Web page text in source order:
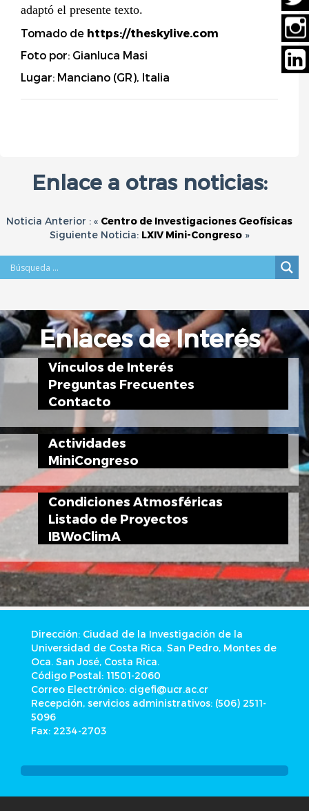
adaptó el presente texto.
Tomado de https://theskylive.com
Foto por: Gianluca Masi
Lugar: Manciano (GR), Italia
Enlace a otras noticias:
Noticia Anterior : « Centro de Investigaciones Geofísicas
Siguiente Noticia: LXIV Mini-Congreso»
Enlaces de Interés
Vínculos de Interés
Preguntas Frecuentes
Contacto
Actividades
MiniCongreso
Condiciones Atmosféricas
Listado de Proyectos
IBWoClimA
Dirección: Ciudad de la Investigación de la
Universidad de Costa Rica. San Pedro, Montes de
Oca. San José, Costa Rica.
Código Postal: 11501-2060
Correo Electrónico: cigefi@ucr.ac.cr
Recepción, servicios administrativos: (506) 2511-
5096
Fax: 2234-2703